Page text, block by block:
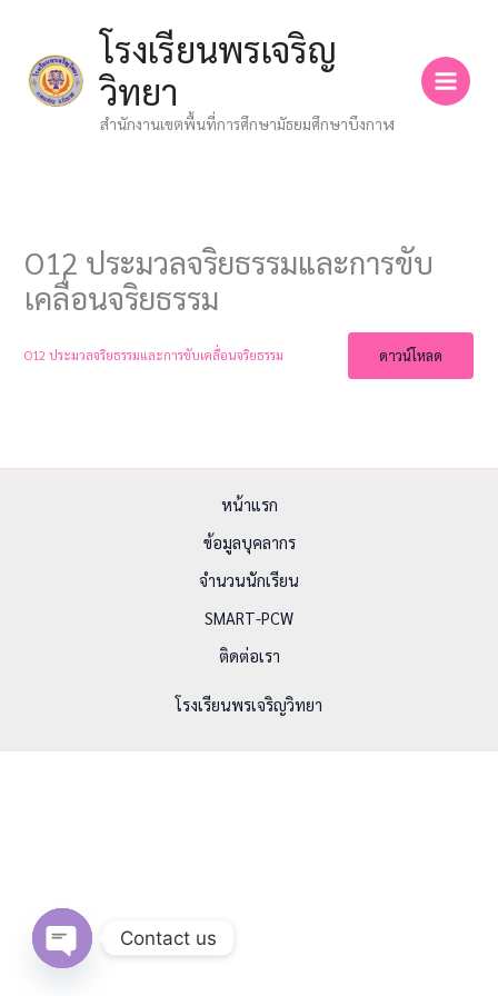
content
โรงเรียนพรเจริญ
วิทยา
สำนักงานเขตพื้นที่การศึกษามัธยมศึกษาบึงกาฬ
O12 ประมวลจริยธรรมและการขับ
เคลื่อนจริยธรรม
O12 ประมวลจริยธรรมและการขับเคลื่อนจริยธรรม ดาวน์โหลด
หน้าแรก
ข้อมูลบุคลากร
จำนวนนักเรียน
SMART-PCW
ติดต่อเรา
โรงเรียนพรเจริญวิทยา
Contact us
Open chaty